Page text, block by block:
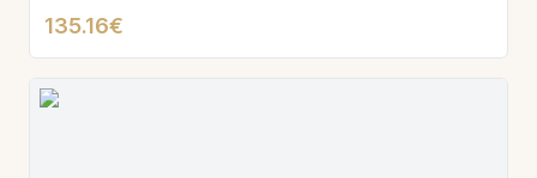
135.16€